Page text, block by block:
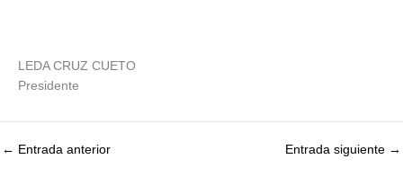
LEDA CRUZ CUETO
Presidente
← Entrada anterior Entrada siguiente →